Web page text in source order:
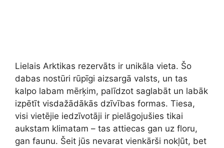
Lielais Arktikas rezervāts ir unikāla vieta. Šo
dabas nostūri rūpīgi aizsargā valsts, un tas
kalpo labam mērķim, palīdzot saglabāt un labāk
izpētīt visdažādākās dzīvības formas. Tiesa,
visi vietējie iedzīvotāji ir pielāgojušies tikai
aukstam klimatam – tas attiecas gan uz floru,
gan faunu. Šeit jūs nevarat vienkārši nokļūt, bet